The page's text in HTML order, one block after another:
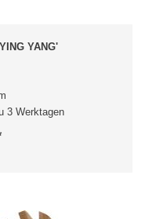
YANG'
3 Werktagen